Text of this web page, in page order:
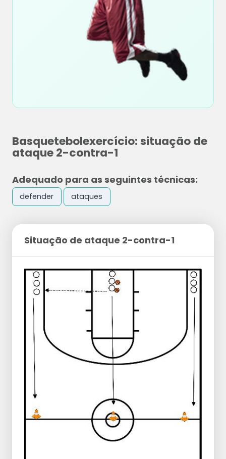
Basquetebolexercício: situação de
ataque 2-contra-1
Adequado para as seguintes técnicas:
defender ataques
Situação de ataque 2-contra-1